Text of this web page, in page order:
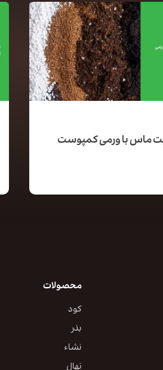
ماس با ورمی کمپوست
محصولات
کود
بذر
نشاء